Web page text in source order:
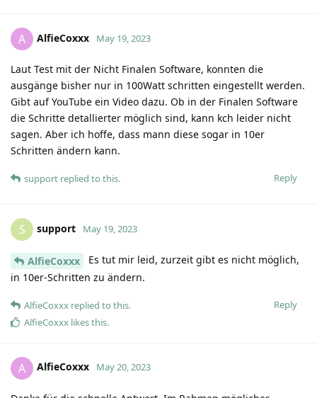
A AlfieCoxxx May 19, 2023
Laut Test mit der Nicht Finalen Software, konnten die
ausgänge bisher nur in 100Watt schritten eingestellt werden.
Gibt auf YouTube ein Video dazu. Ob in der Finalen Software
die Schritte detallierter möglich sind, kann kch leider nicht
sagen. Aber ich hoffe, dass mann diese sogar in 10er
Schritten ändern kann.
Reply
support replied to this.
S support May 19, 2023
AlfieCoxxx
Es tut mir leid, zurzeit gibt es nicht möglich,
in 10er-Schritten zu ändern.
Reply
AlfieCoxxx replied to this.
AlfieCoxxx likes this.
A AlfieCoxxx May 20, 2023